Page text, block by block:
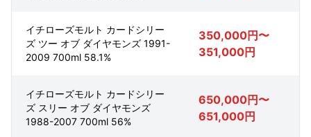
イチローズモルト カードシリー
ズ ツー オブ ダイヤモンズ 1991-
2009 700ml 58.1%
350,000円〜
351,000円
イチローズモルト カードシリー
ズ スリー オブ ダイヤモンズ
1988-2007 700ml 56%
650,000円〜
651,000円